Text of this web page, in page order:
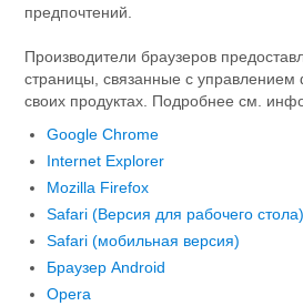
предпочтений.
Производители браузеров
страницы, связанные с
своих продуктах. Подробнее см.
Google Chrome
Internet Explorer
Mozilla Firefox
Safari (Версия для рабочего стола)
Safari (мобильная версия)
Браузер Android
Opera